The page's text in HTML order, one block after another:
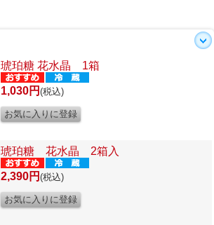
琥珀糖 花水晶 1箱
1,030円 (税込)
琥珀糖 花水晶 2箱入
2,390円 (税込)